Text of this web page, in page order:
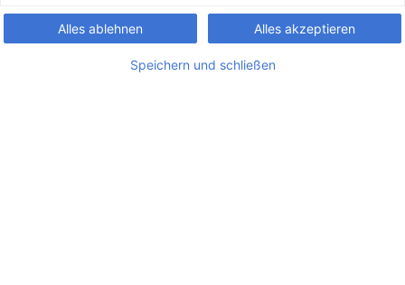
Alles ablehnen Alles akzeptieren
Speichern und schließen